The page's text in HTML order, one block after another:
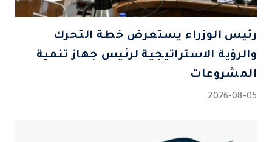
رئيس الوزراء يستعرض خطة التحرك
والرؤية الاستراتيجية لرئيس جهاز تنمية
المشروعات
2026-08-05